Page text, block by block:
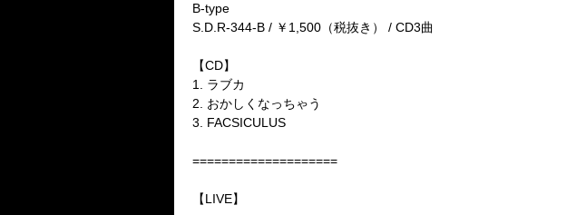
B-type
S.D.R-344-B / ￥1,500（税抜き） / CD3曲
【CD】
1. ラブカ
2. おかしくなっちゃう
3. FACSICULUS
====================
【LIVE】